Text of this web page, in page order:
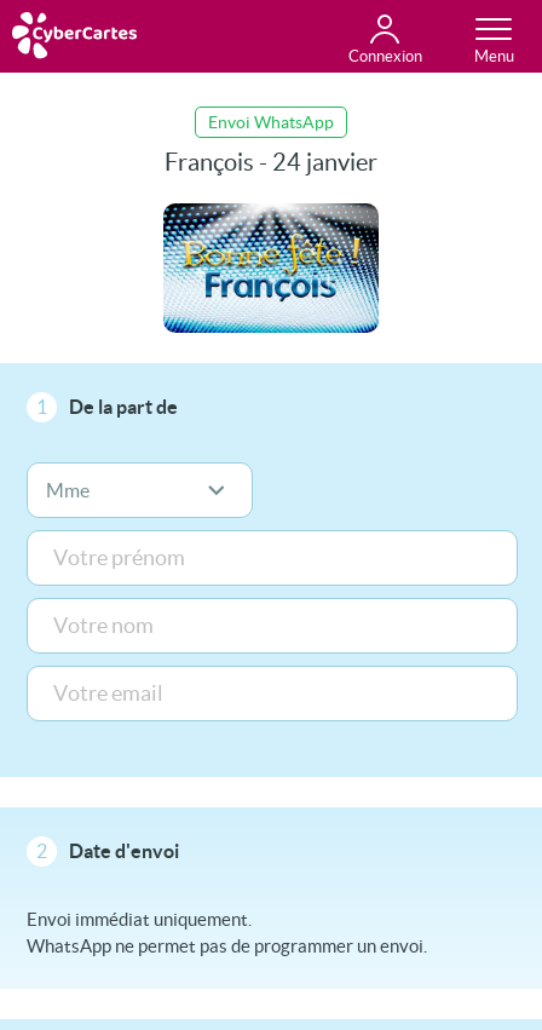
Connexion
Toutes les cartes
Envoi WhatsApp
François - 24 janvier
1 De la part de
2 Date d'envoi
Envoi immédiat uniquement.
WhatsApp ne permet pas de programmer un envoi.